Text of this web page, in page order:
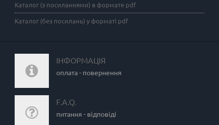
Каталог (з посиланнями) в формате pdf
Каталог (без посилань) у форматі pdf
ІНФОРМАЦІЯ
оплата - повернення
F.A.Q.
питання - відповіді